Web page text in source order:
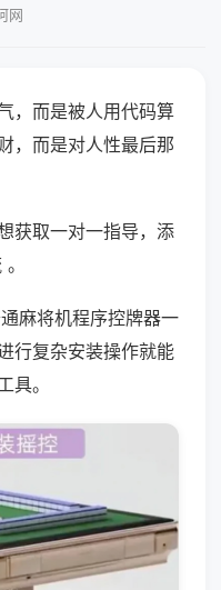
网
，而是被人用代码算
，而是对人性最后那
获取一对一指导，添
麻将机程序控牌器一
行复杂安装操作就能
具。